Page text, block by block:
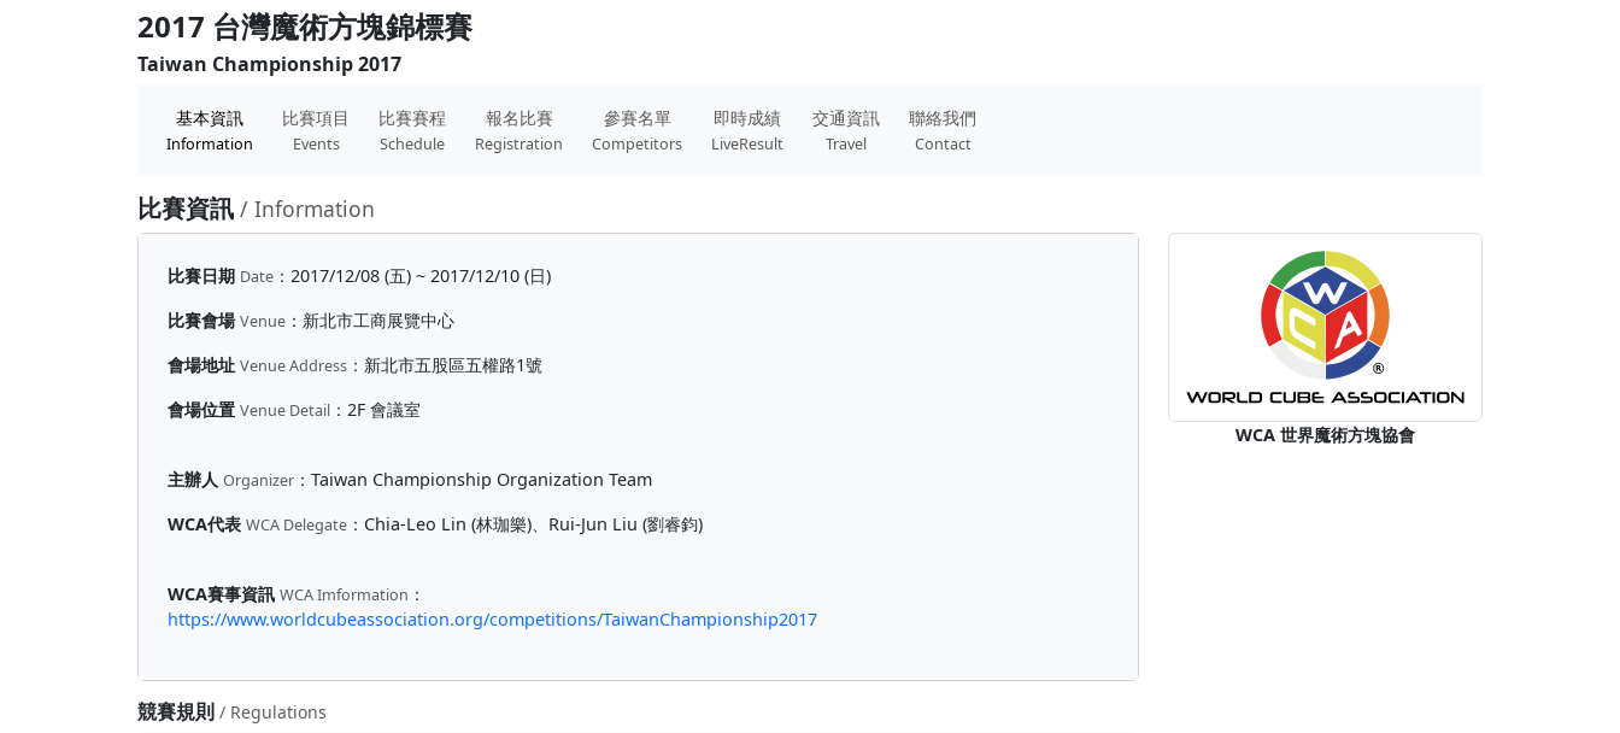
2017 台灣魔術方塊錦標賽
Taiwan Championship 2017
基本資訊
Information
比賽項目
Events
比賽賽程
Schedule
報名比賽
Registration
參賽名單
Competitors
即時成績
LiveResult
交通資訊
Travel
聯絡我們
Contact
比賽資訊 / Information
比賽日期 Date ： 2017/12/08 (五) ~ 2017/12/10 (日)
比賽會場 Venue ： 新北市工商展覽中心
會場地址 Venue Address ： 新北市五股區五權路1號
會場位置 Venue Detail ： 2F 會議室
主辦人 Organizer ： Taiwan Championship Organization Team
WCA代表 WCA Delegate ： Chia-Leo Lin (林珈樂)、Rui-Jun Liu (劉睿鈞)
WCA賽事資訊 WCA Imformation ：
https://www.worldcubeassociation.org/competitions/TaiwanChampionship2017
競賽規則 / Regulations
WCA 世界魔術方塊協會